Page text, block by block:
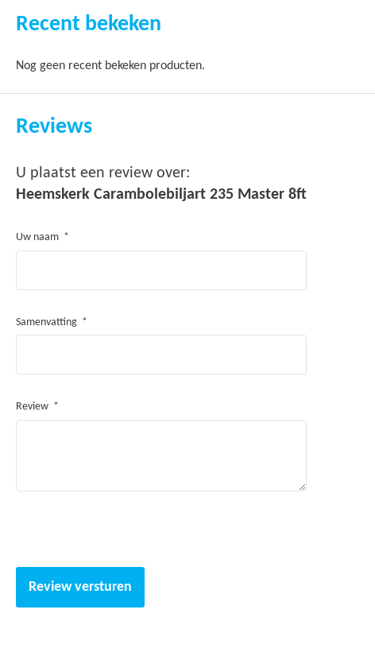
Recent bekeken
Nog geen recent bekeken producten.
Reviews
U plaatst een review over:
Heemskerk Carambolebiljart 235 Master 8ft
Uw naam
Samenvatting
Review
Review versturen